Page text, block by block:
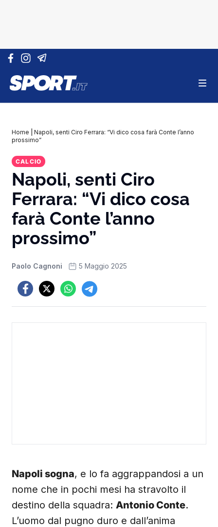
Vai al contenuto
Home
Napoli, senti Ciro Ferrara: “Vi dico cosa farà Conte l’anno
prossimo”
CALCIO
Napoli, senti Ciro
Ferrara: “Vi dico cosa
farà Conte l’anno
prossimo”
Paolo Cagnoni 5 Maggio 2025
Napoli sogna, e lo fa aggrappandosi a un
nome che in pochi mesi ha stravolto il
destino della squadra: Antonio Conte.
L’uomo dal pugno duro e dall’anima